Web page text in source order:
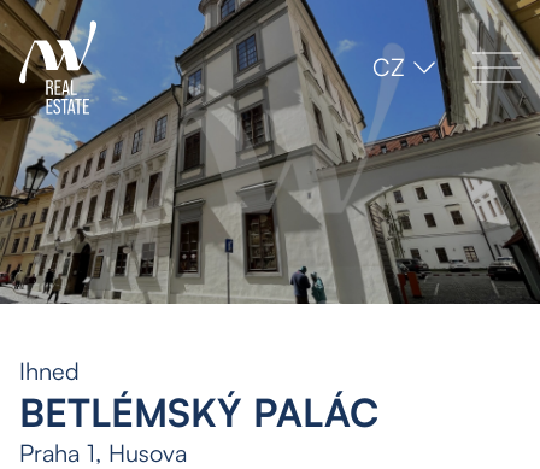
CZ
Ihned
BETLÉMSKÝ PALÁC
Praha 1, Husova